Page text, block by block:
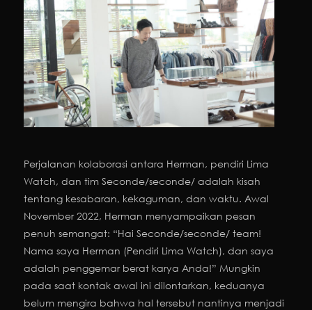
Perjalanan kolaborasi antara Herman, pendiri Lima
Watch, dan tim Seconde/seconde/ adalah kisah
tentang kesabaran, kekaguman, dan waktu. Awal
November 2022, Herman menyampaikan pesan
penuh semangat: “Hai Seconde/seconde/ team!
Nama saya Herman (Pendiri Lima Watch), dan saya
adalah penggemar berat karya Anda!” Mungkin
pada saat kontak awal ini dilontarkan, keduanya
belum mengira bahwa hal tersebut nantinya menjadi